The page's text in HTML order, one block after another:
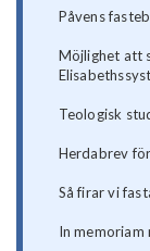
Påvens
Möjlighet att
Teologisk
Herdabrev
Så firar vi
In